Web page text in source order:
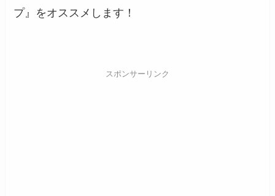
プ』をオススメします！
スポンサーリンク